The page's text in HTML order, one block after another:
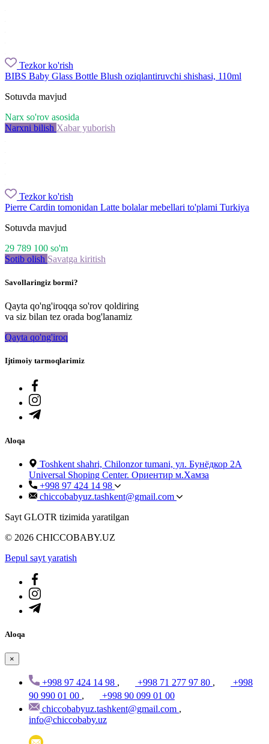
Tezkor ko'rish
BIBS Baby Glass Bottle Blush oziqlantiruvchi shishasi, 110ml
Sotuvda mavjud
Narx so'rov asosida
Narxni bilish Xabar yuborish
Tezkor ko'rish
Pierre Cardin tomonidan Latte bolalar mebellari to'plami Turkiya
Sotuvda mavjud
29 789 100 so'm
Sotib olish Savatga kiritish
Savollaringiz bormi?
Qayta qo'ng'iroqqa so'rov qoldiring
va siz bilan tez orada bog'lanamiz
Qayta qo'ng'iroq
Ijtimoiy tarmoqlarimiz
Aloqa
Toshkent shahri, Chilonzor tumani, ул. Бунёдкор 2А
Universal Shoping Center. Ориентир м.Хамза
+998 97 424 14 98
chiccobabyuz.tashkent@gmail.com
Sayt GLOTR tizimida yaratilgan
© 2026 CHICCOBABY.UZ
Bepul sayt yaratish
Aloqa
×
+998 97 424 14 98 , +998 71 277 97 80 ,
+998
90 990 01 00 ,
+998 90 099 01 00
chiccobabyuz.tashkent@gmail.com ,
info@chiccobaby.uz